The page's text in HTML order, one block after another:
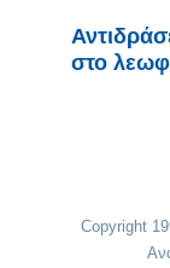
στο
Copyright